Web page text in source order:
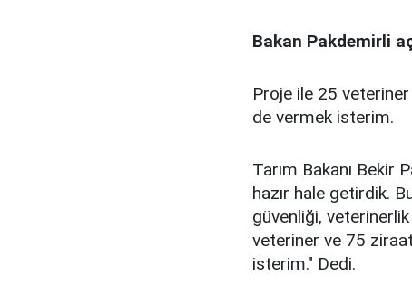
Bakan Pakdemirli
Proje ile 25
de vermek isterim.
Tarım Bakanı Bekir
hazır hale getirdik.
güvenliği,
veteriner ve 75
isterim." Dedi.